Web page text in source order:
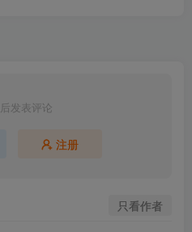
订阅 LOL 伊瑞莉雅 兔女郎 [31P-
订阅视频 [11V-606MB]
订阅ASMR [4V-202MB]
发表评论
注册
只看作者